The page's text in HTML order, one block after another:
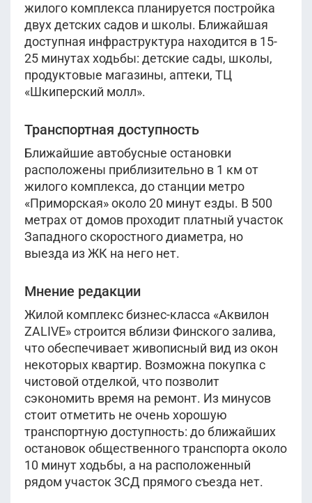
жилого комплекса планируется постройка
двух детских садов и школы. Ближайшая
доступная инфраструктура находится в 15-
25 минутах ходьбы: детские сады, школы,
продуктовые магазины, аптеки, ТЦ
«Шкиперский молл».
Транспортная доступность
Ближайшие автобусные остановки
расположены приблизительно в 1 км от
жилого комплекса, до станции метро
«Приморская» около 20 минут езды. В 500
метрах от домов проходит платный участок
Западного скоростного диаметра, но
выезда из ЖК на него нет.
Мнение редакции
Жилой комплекс бизнес-класса «Аквилон
ZALIVE» строится вблизи Финского залива,
что обеспечивает живописный вид из окон
некоторых квартир. Возможна покупка с
чистовой отделкой, что позволит
сэкономить время на ремонт. Из минусов
стоит отметить не очень хорошую
транспортную доступность: до ближайших
остановок общественного транспорта около
10 минут ходьбы, а на расположенный
рядом участок ЗСД прямого съезда нет.